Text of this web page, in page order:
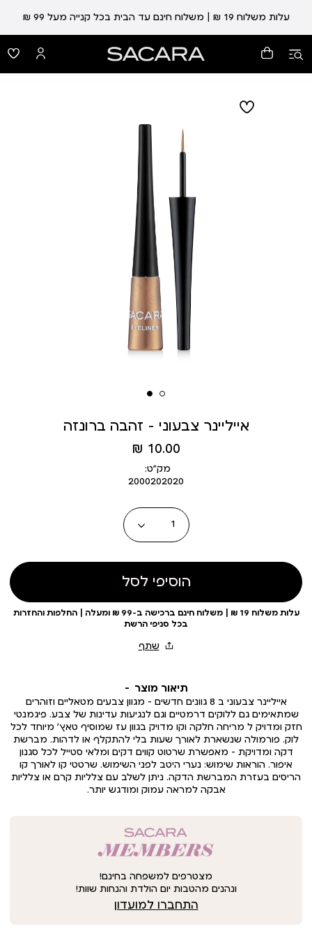
עלות משלוח 19 ₪ | משלוח חינם עד הבית בכל קנייה מעל 99 ₪
אייליינר צבעוני - זהבה ברונזה
מחיר
מוצר
10.00 ₪
מק״ט:
2000202020
כמות
הוסיפי לסל
עלות משלוח 19 ₪ | משלוח חינם ברכישה ב-99 ₪ ומעלה | החלפות והחזרות
בכל סניפי הרשת
תיאור מוצר
אייליינר צבעוני ב 8 גוונים חדשים - מגוון צבעים מטאליים וזוהרים
שמתאימים גם ללוקים דרמטיים וגם לנגיעות עדינות של צבע. פיגמנטי
חזק ומדויק ל מריחה חלקה וקו מדויק בגוון עז שמוסיף טאץ’ מיוחד לכל
לוק. פורמולה שנשארת לאורך שעות בלי להתקלף או לדהות. מברשת
דקה ומדויקת – מאפשרת שרטוט קווים דקים ומלאי סטייל לכל סגנון
איפור. הוראות שימוש: נערי היטב לפני השימוש. שרטטי קו לאורך קו
הריסים בעזרת המברשת הדקה. ניתן לשלב עם צלליות קרם או צלליות
אבקה למראה עמוק ומודגש יותר.
מצטרפים למשפחה בחינם!
ונהנים מהטבות יום הולדת והנחות שוות!
התחברו למועדון